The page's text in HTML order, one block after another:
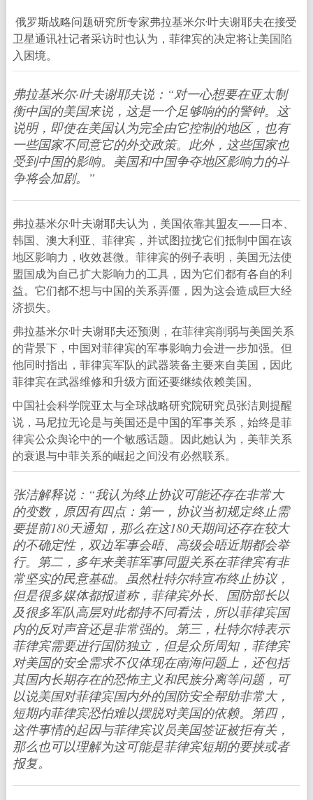
俄罗斯战略问题研究所专家弗拉基米尔·叶夫谢耶夫在接受
卫星通讯社记者采访时也认为，菲律宾的决定将让美国陷
入困境。
弗拉基米尔·叶夫谢耶夫说：“对一心想要在亚太制
衡中国的美国来说，这是一个足够响的的警钟。这
说明，即使在美国认为完全由它控制的地区，也有
一些国家不同意它的外交政策。此外，这些国家也
受到中国的影响。美国和中国争夺地区影响力的斗
争将会加剧。”
弗拉基米尔·叶夫谢耶夫认为，美国依靠其盟友——日本、
韩国、澳大利亚、菲律宾，并试图拉拢它们抵制中国在该
地区影响力，收效甚微。菲律宾的例子表明，美国无法使
盟国成为自己扩大影响力的工具，因为它们都有各自的利
益。它们都不想与中国的关系弄僵，因为这会造成巨大经
济损失。
弗拉基米尔·叶夫谢耶夫还预测，在菲律宾削弱与美国关系
的背景下，中国对菲律宾的军事影响力会进一步加强。但
他同时指出，菲律宾军队的武器装备主要来自美国，因此
菲律宾在武器维修和升级方面还要继续依赖美国。
中国社会科学院亚太与全球战略研究院研究员张洁则提醒
说，马尼拉无论是与美国还是中国的军事关系，始终是菲
律宾公众舆论中的一个敏感话题。因此她认为，美菲关系
的衰退与中菲关系的崛起之间没有必然联系。
张洁解释说：“我认为终止协议可能还存在非常大
的变数，原因有四点：第一，协议当初规定终止需
要提前180天通知，那么在这180天期间还存在较大
的不确定性，双边军事会晤、高级会晤近期都会举
行。第二，多年来美菲军事同盟关系在菲律宾有非
常坚实的民意基础。虽然杜特尔特宣布终止协议，
但是很多媒体都报道称，菲律宾外长、国防部长以
及很多军队高层对此都持不同看法，所以菲律宾国
内的反对声音还是非常强的。第三，杜特尔特表示
菲律宾需要进行国防独立，但是众所周知，菲律宾
对美国的安全需求不仅体现在南海问题上，还包括
其国内长期存在的恐怖主义和民族分离等问题，可
以说美国对菲律宾国内外的国防安全帮助非常大，
短期内菲律宾恐怕难以摆脱对美国的依赖。第四，
这件事情的起因与菲律宾议员美国签证被拒有关，
那么也可以理解为这可能是菲律宾短期的要挟或者
报复。